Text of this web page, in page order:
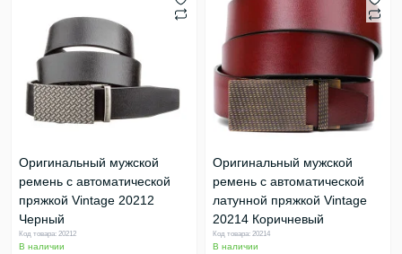
Оригинальный мужской
ремень с автоматической
пряжкой Vintage 20212
Черный
Код товара: 20212
В наличии
Оригинальный мужской
ремень с автоматической
латунной пряжкой Vintage
20214 Коричневый
Код товара: 20214
В наличии